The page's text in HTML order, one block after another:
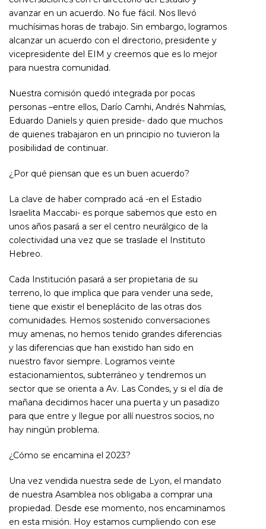
avanzar en un acuerdo. No fue fácil. Nos llevó
muchísimas horas de trabajo. Sin embargo, logramos
alcanzar un acuerdo con el directorio, presidente y
vicepresidente del EIM y creemos que es lo mejor
para nuestra comunidad.
Nuestra comisión quedó integrada por pocas
personas –entre ellos, Darío Camhi, Andrés Nahmías,
Eduardo Daniels y quien preside- dado que muchos
de quienes trabajaron en un principio no tuvieron la
posibilidad de continuar.
¿Por qué piensan que es un buen acuerdo?
La clave de haber comprado acá -en el Estadio
Israelita Maccabi- es porque sabemos que esto en
unos años pasará a ser el centro neurálgico de la
colectividad una vez que se traslade el Instituto
Hebreo.
Cada Institución pasará a ser propietaria de su
terreno, lo que implica que para vender una sede,
tiene que existir el beneplácito de las otras dos
comunidades. Hemos sostenido conversaciones
muy amenas, no hemos tenido grandes diferencias
y las diferencias que han existido han sido en
nuestro favor siempre. Logramos veinte
estacionamientos, subterráneo y tendremos un
sector que se orienta a Av. Las Condes, y si el día de
mañana decidimos hacer una puerta y un pasadizo
para que entre y llegue por allí nuestros socios, no
hay ningún problema.
¿Cómo se encamina el 2023?
Una vez vendida nuestra sede de Lyon, el mandato
de nuestra Asamblea nos obligaba a comprar una
propiedad. Desde ese momento, nos encaminamos
en esta misión. Hoy estamos cumpliendo con ese